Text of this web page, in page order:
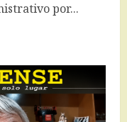
por...